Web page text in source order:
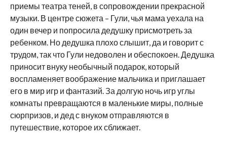
приемы театра теней, в сопровождении прекрасной
музыки. В центре сюжета – Гули, чья мама уехала на
один вечер и попросила дедушку присмотреть за
ребенком. Но дедушка плохо слышит, да и говорит с
трудом, так что Гули недоволен и обеспокоен. Дедушка
приносит внуку необычный подарок, который
воспламеняет воображение мальчика и приглашает
его в мир игр и фантазий. За долгую ночь игр углы
комнаты превращаются в маленькие миры, полные
сюрпризов, и дед с внуком отправляются в
путешествие, которое их сближает.